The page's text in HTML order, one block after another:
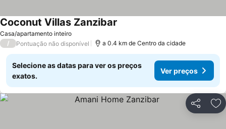
Casa/apartamento inteiro
Coconut Villas Zanzibar
/ Pontuação não disponível a 0.4 km de Centro da cidade
Selecione as datas para ver os preços
exatos.
Ver preços
Partilhar